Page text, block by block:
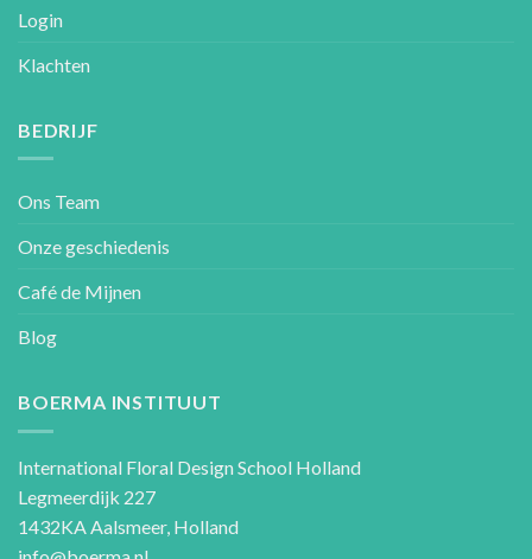
Login
Klachten
BEDRIJF
Ons Team
Onze geschiedenis
Café de Mijnen
Blog
BOERMA INSTITUUT
International Floral Design School Holland
Legmeerdijk 227
1432KA Aalsmeer, Holland